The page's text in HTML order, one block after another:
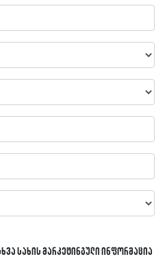
სახის მარკეტინგული ინფორმაცია